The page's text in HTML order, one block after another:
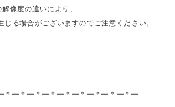
像度の違いにより、
る場合がございますのでご注意ください。
＊—＊—＊—＊—＊—＊—＊—＊—＊—